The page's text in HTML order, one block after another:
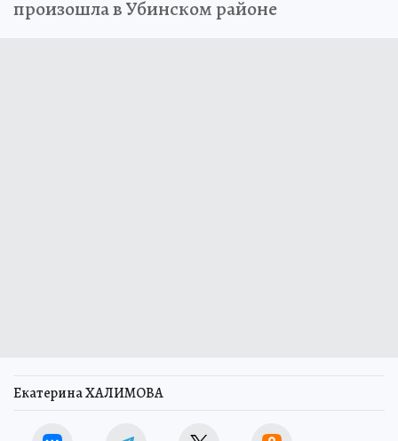
произошла в Убинском районе
Екатерина ХАЛИМОВА